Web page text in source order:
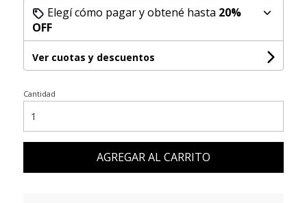
Elegí cómo pagar y obtené hasta 20%
OFF
Ver cuotas y descuentos
Cantidad
AGREGAR AL CARRITO